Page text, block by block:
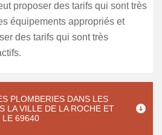
proposer des tarifs qui sont très
équipements appropriés et
des tarifs qui sont très
PLOMBERIES DANS LES
LA VILLE DE LA ROCHE ET
LE 69640